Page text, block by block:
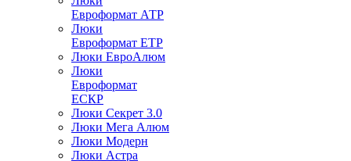
Евроформат АТР
Люки
Евроформат ЕТР
Люки ЕвроАлюм
Люки
Евроформат
ЕСКР
Люки Секрет 3.0
Люки Мега Алюм
Люки Модерн
Люки Астра